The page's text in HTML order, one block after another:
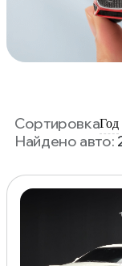
СортировкаГод
Найдено авто: